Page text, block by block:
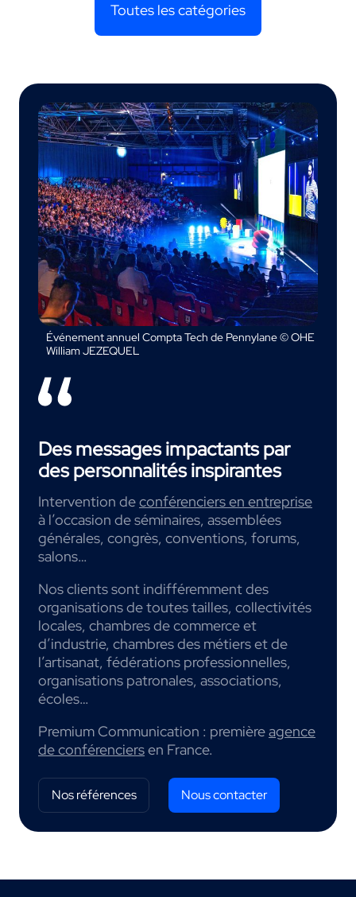
Toutes les catégories
Événement annuel Compta Tech de Pennylane © OHE
William JEZEQUEL
Des messages impactants par
des personnalités inspirantes
Intervention deconférenciers en entreprise
à l’occasion de séminaires, assemblées
générales, congrès, conventions, forums,
salons…
Nos clients sont indifféremment des
organisations de toutes tailles, collectivités
locales, chambres de commerce et
d’industrie, chambres des métiers et de
l’artisanat, fédérations professionnelles,
organisations patronales, associations,
écoles…
Premium Communication : premièreagence
de conférenciersen France.
Nos références Nous contacter